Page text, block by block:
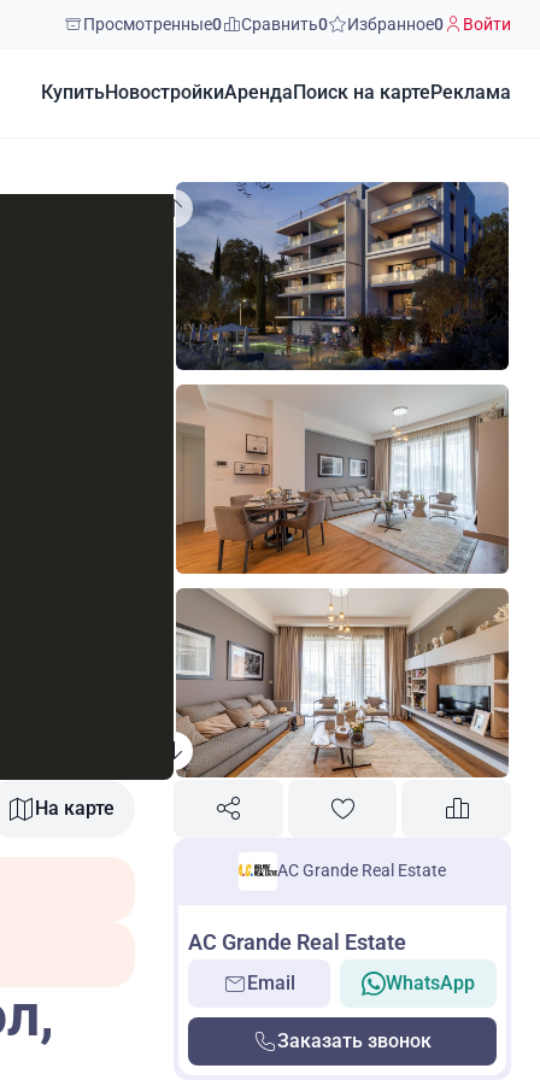
Просмотренные0 Сравнить0 Избранное0 Войти
КупитьНовостройкиАренда Поиск на карте Реклама
На карте
AC Grande Real Estate
AC Grande Real Estate
Email WhatsApp
Заказать звонок